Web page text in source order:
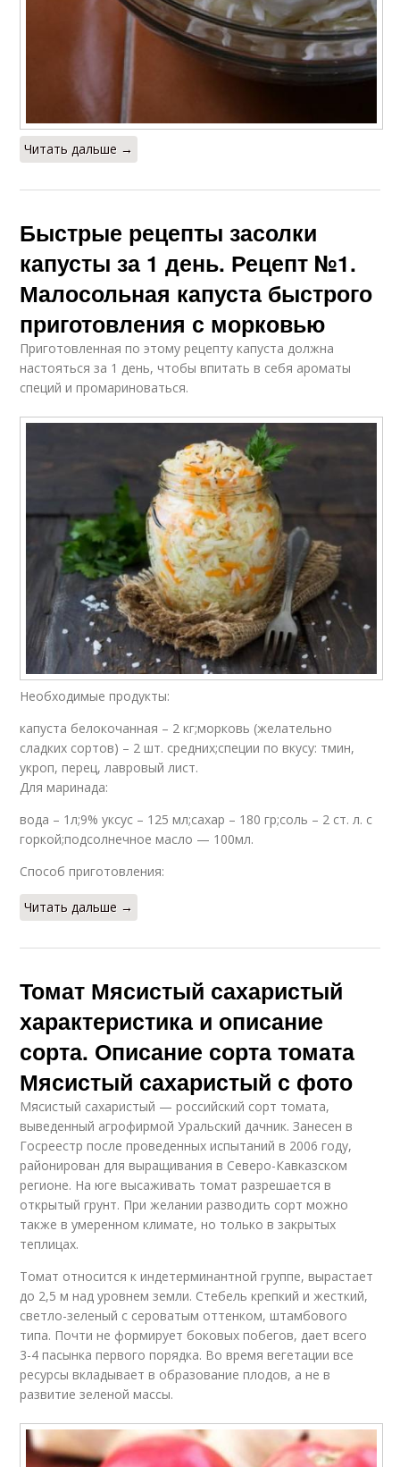
Читать дальше →
Быстрые рецепты засолки
капусты за 1 день. Рецепт №1.
Малосольная капуста быстрого
приготовления с морковью
Приготовленная по этому рецепту капуста должна
настояться за 1 день, чтобы впитать в себя ароматы
специй и промариноваться.
Необходимые продукты:
капуста белокочанная – 2 кг;морковь (желательно
сладких сортов) – 2 шт. средних;специи по вкусу: тмин,
укроп, перец, лавровый лист.
Для маринада:
вода – 1л;9% уксус – 125 мл;сахар – 180 гр;соль – 2 ст. л. с
горкой;подсолнечное масло — 100мл.
Способ приготовления:
Читать дальше →
Томат Мясистый сахаристый
характеристика и описание
сорта. Описание сорта томата
Мясистый сахаристый с фото
Мясистый сахаристый — российский сорт томата,
выведенный агрофирмой Уральский дачник. Занесен в
Госреестр после проведенных испытаний в 2006 году,
районирован для выращивания в Северо-Кавказском
регионе. На юге высаживать томат разрешается в
открытый грунт. При желании разводить сорт можно
также в умеренном климате, но только в закрытых
теплицах.
Томат относится к индетерминантной группе, вырастает
до 2,5 м над уровнем земли. Стебель крепкий и жесткий,
светло-зеленый с сероватым оттенком, штамбового
типа. Почти не формирует боковых побегов, дает всего
3-4 пасынка первого порядка. Во время вегетации все
ресурсы вкладывает в образование плодов, а не в
развитие зеленой массы.